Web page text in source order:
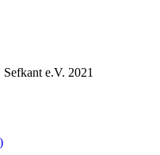
e.V. 2021